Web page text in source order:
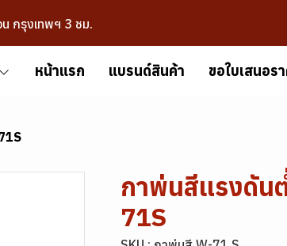
กรุงเทพฯ 3 ชม.
หน้าแรก แบรนด์สินค้า ขอใบเสนอร
กาพ่นสีแรงดัน
71S